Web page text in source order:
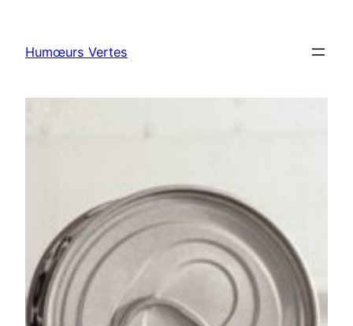
contenu
Humœurs Vertes